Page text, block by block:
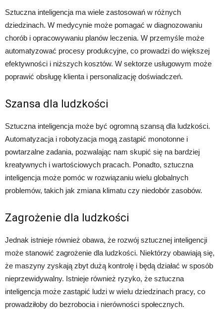
Sztuczna inteligencja ma wiele zastosowań w różnych
dziedzinach. W medycynie może pomagać w diagnozowaniu
chorób i opracowywaniu planów leczenia. W przemyśle może
automatyzować procesy produkcyjne, co prowadzi do większej
efektywności i niższych kosztów. W sektorze usługowym może
poprawić obsługę klienta i personalizację doświadczeń.
Szansa dla ludzkości
Sztuczna inteligencja może być ogromną szansą dla ludzkości.
Automatyzacja i robotyzacja mogą zastąpić monotonne i
powtarzalne zadania, pozwalając nam skupić się na bardziej
kreatywnych i wartościowych pracach. Ponadto, sztuczna
inteligencja może pomóc w rozwiązaniu wielu globalnych
problemów, takich jak zmiana klimatu czy niedobór zasobów.
Zagrożenie dla ludzkości
Jednak istnieje również obawa, że rozwój sztucznej inteligencji
może stanowić zagrożenie dla ludzkości. Niektórzy obawiają się,
że maszyny zyskają zbyt dużą kontrolę i będą działać w sposób
nieprzewidywalny. Istnieje również ryzyko, że sztuczna
inteligencja może zastąpić ludzi w wielu dziedzinach pracy, co
prowadziłoby do bezrobocia i nierówności społecznych.